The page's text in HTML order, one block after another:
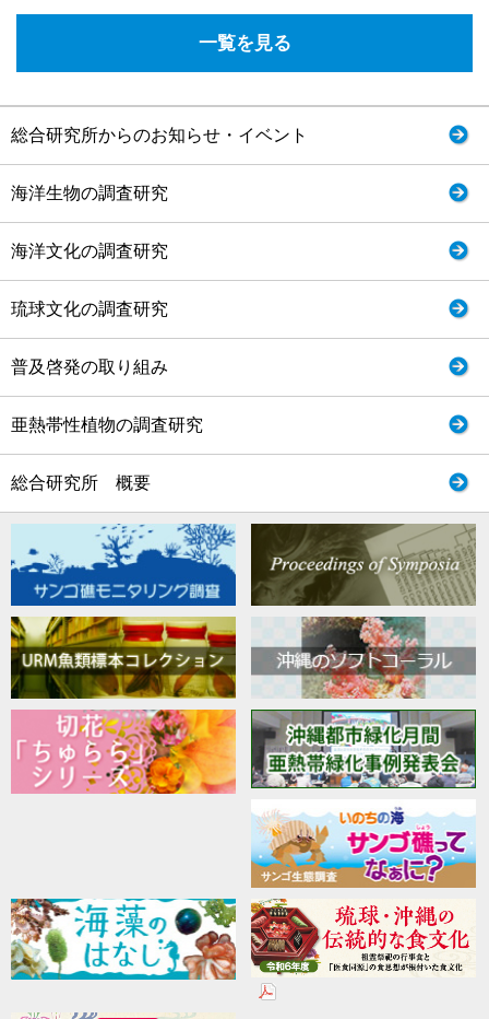
一覧を見る
総合研究所からのお知らせ・イベント
海洋生物の調査研究
海洋文化の調査研究
琉球文化の調査研究
普及啓発の取り組み
亜熱帯性植物の調査研究
総合研究所 概要